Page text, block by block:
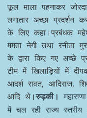
फूल माला पहनाकर
लगातार अच्छा
के लिए कहा।प्रबंधक
ममता नेगी तथा रनीता
के द्वारा किए गए अच्छे
टीम में खिलाड़ियों में
आदर्श रावत, आदिराज,
आदि थे।रुड़की।
में चल रही राज्य